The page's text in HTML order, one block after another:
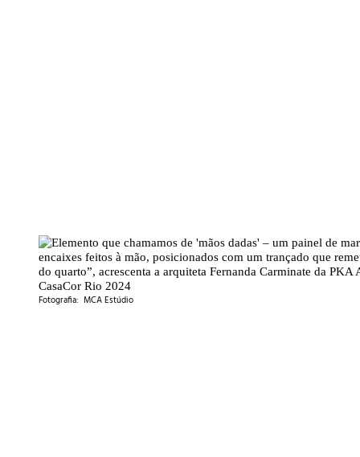
Fotografia: MCA Estúdio